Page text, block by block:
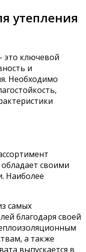
утепления
это ключевой
и
Необходимо
своими
Наиболее
самых
благодаря своей
а также
выпускается в